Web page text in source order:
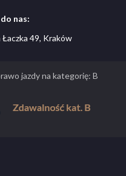
nas:
Łaczka 49, Kraków
jazdy na kategorię: B